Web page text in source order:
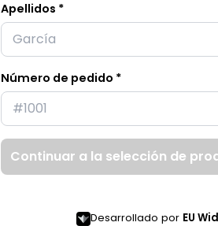
Apellidos *
Número de pedido *
Continuar a la selección de
Desarrollado por EU